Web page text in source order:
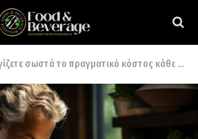
σωστά το πραγματικό κόστος κάθε πιάτου